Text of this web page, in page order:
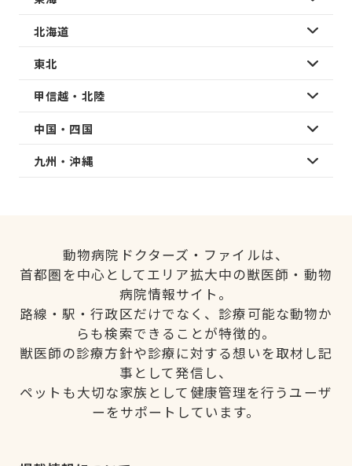
北海道
東北
甲信越・北陸
中国・四国
九州・沖縄
動物病院ドクターズ・ファイルは、
首都圏を中心としてエリア拡大中の獣医師・動物
病院情報サイト。
路線・駅・行政区だけでなく、診療可能な動物か
らも検索できることが特徴的。
獣医師の診療方針や診療に対する想いを取材し記
事として発信し、
ペットも大切な家族として健康管理を行うユーザ
ーをサポートしています。